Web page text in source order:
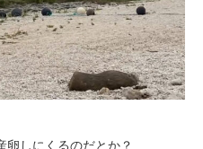
卵しにくるのだとか？